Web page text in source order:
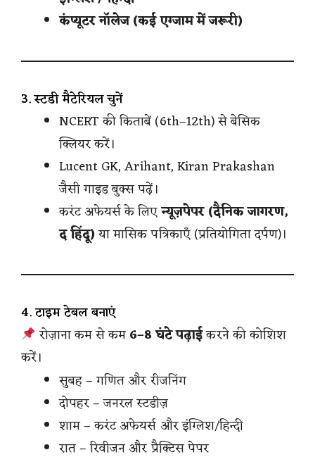
कंप्यूटर नॉलेज (कई एग्जाम में जरूरी)
3. स्टडी मैटेरियल चुनें
NCERT की किताबें (6th–12th) से बेसिक
क्लियर करें।
Lucent GK, Arihant, Kiran Prakashan
जैसी गाइड बुक्स पढ़ें।
करंट अफेयर्स के लिएन्यूज़पेपर (दैनिक जागरण,
द हिंदू)या मासिक पत्रिकाएँ (प्रतियोगिता दर्पण)।
4. टाइम टेबल बनाएं
रोज़ाना कम से कम6–8 घंटे पढ़ाईकरने की कोशिश
करें।
सुबह – गणित और रीजनिंग
दोपहर – जनरल स्टडीज़
शाम – करंट अफेयर्स और इंग्लिश/हिन्दी
रात – रिवीजन और प्रैक्टिस पेपर